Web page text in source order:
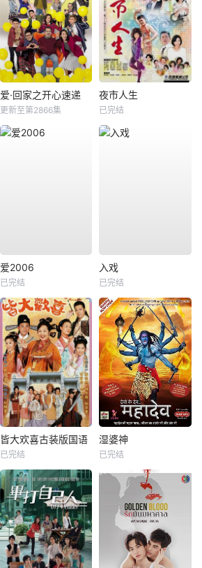
爱·回家之开心速递
更新至第2866集
夜市人生
已完结
爱2006
已完结
入戏
已完结
皆大欢喜古装版国语
已完结
湿婆神
已完结